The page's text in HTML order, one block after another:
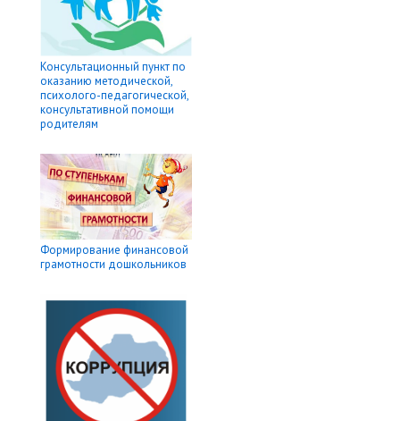
Консультационный пункт по
оказанию методической,
психолого-педагогической,
консультативной помощи
родителям
Формирование финансовой
грамотности дошкольников